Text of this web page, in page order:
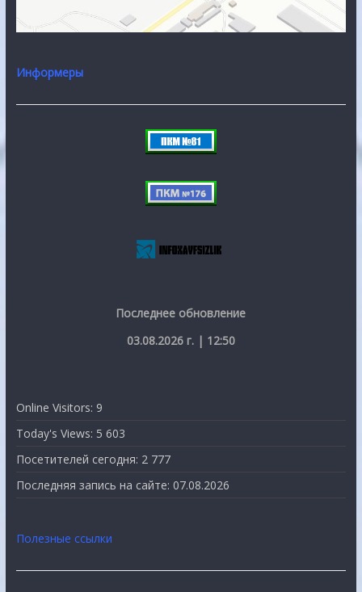
Информеры
Последнее обновление
03.08.2026 г. | 12:50
Online Visitors: 9
Today's Views: 5 603
Посетителей сегодня: 2 777
Последняя запись на сайте: 07.08.2026
Полезные ссылки